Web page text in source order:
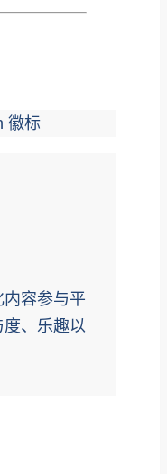
容参与平
度、乐趣以